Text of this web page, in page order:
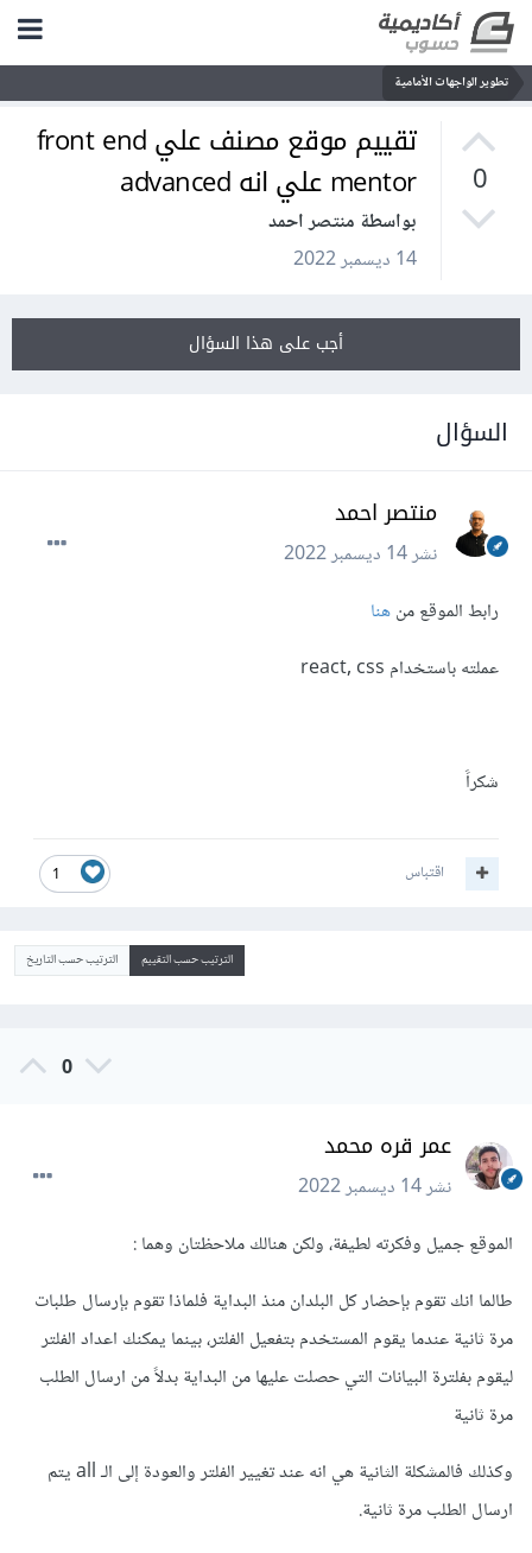
تطوير الواجهات الأمامية
0
تقييم موقع مصنف علي front end
mentor علي انه advanced
بواسطة منتصر احمد
14 ديسمبر 2022
أجب على هذا السؤال
السؤال
منتصر احمد
نشر14 ديسمبر 2022
رابط الموقع منهنا
عملته باستخدام react, css
شكراََ
1 اقتباس
الترتيب حسب التقييم الترتيب حسب التاريخ
0
عمر قره محمد
نشر14 ديسمبر 2022
الموقع جميل وفكرته لطيفة، ولكن هنالك ملاحظتان وهما :
طالما انك تقوم بإحضار كل البلدان منذ البداية فلماذا تقوم بإرسال طلبات
مرة ثانية عندما يقوم المستخدم بتفعيل الفلتر، بينما يمكنك اعداد الفلتر
ليقوم بفلترة البيانات التي حصلت عليها من البداية بدلاً من ارسال الطلب
مرة ثانية
وكذلك فالمشكلة الثانية هي انه عند تغيير الفلتر والعودة إلى الـ all يتم
ارسال الطلب مرة ثانية.